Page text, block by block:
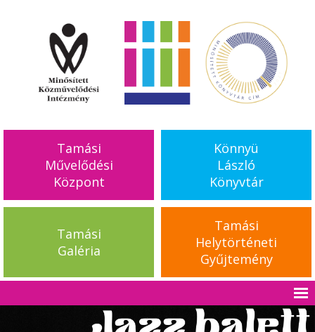
Tamási
Művelődési
Központ
Könnyü
László
Könyvtár
Tamási
Galéria
Tamási
Helytörténeti
Gyűjtemény